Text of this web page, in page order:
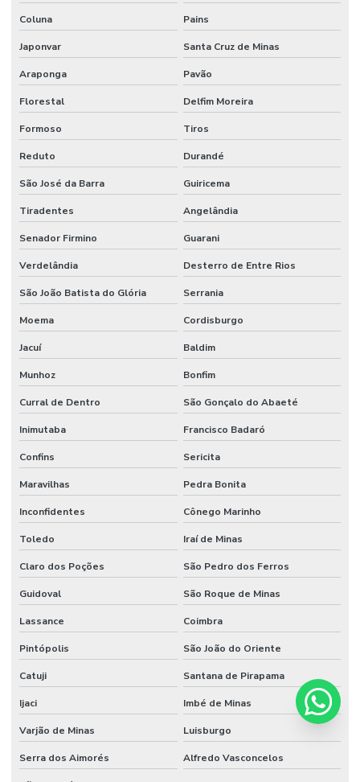
Coluna Pains
Japonvar Santa Cruz de Minas
Araponga Pavão
Florestal Delfim Moreira
Formoso Tiros
Reduto Durandé
São José da Barra Guiricema
Tiradentes Angelândia
Senador Firmino Guarani
Verdelândia Desterro de Entre Rios
São João Batista do Glória Serrania
Moema Cordisburgo
Jacuí Baldim
Munhoz Bonfim
Curral de Dentro São Gonçalo do Abaeté
Inimutaba Francisco Badaró
Confins Sericita
Maravilhas Pedra Bonita
Inconfidentes Cônego Marinho
Toledo Iraí de Minas
Claro dos Poções São Pedro dos Ferros
Guidoval São Roque de Minas
Lassance Coimbra
Pintópolis São João do Oriente
Catuji Santana de Pirapama
Ijaci Imbé de Minas
Varjão de Minas Luisburgo
Serra dos Aimorés Alfredo Vasconcelos